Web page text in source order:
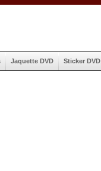
Jaquette DVD Sticker DVD